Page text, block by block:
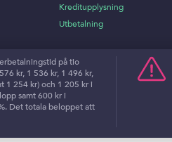
Kreditupplysning
Utbetalning
på tio
kr, 1 536 kr, 1 496 kr,
1 254 kr) och 1 205 kr i
samt 600 kr i
Det totala beloppet att